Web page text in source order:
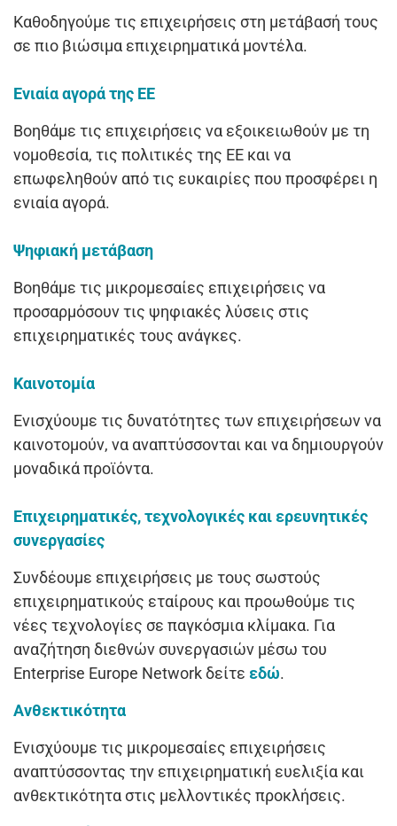
Καθοδηγούμε τις επιχειρήσεις στη μετάβασή τους
σε πιο βιώσιμα επιχειρηματικά μοντέλα.
Ενιαία αγορά της ΕΕ
Βοηθάμε τις επιχειρήσεις να εξοικειωθούν με τη
νομοθεσία, τις πολιτικές της ΕΕ και να
επωφεληθούν από τις ευκαιρίες που προσφέρει η
ενιαία αγορά.
Ψηφιακή μετάβαση
Βοηθάμε τις μικρομεσαίες επιχειρήσεις να
προσαρμόσουν τις ψηφιακές λύσεις στις
επιχειρηματικές τους ανάγκες.
Καινοτομία
Ενισχύουμε τις δυνατότητες των επιχειρήσεων να
καινοτομούν, να αναπτύσσονται και να δημιουργούν
μοναδικά προϊόντα.
Επιχειρηματικές, τεχνολογικές και ερευνητικές
συνεργασίες
Συνδέουμε επιχειρήσεις με τους σωστούς
επιχειρηματικούς εταίρους και προωθούμε τις
νέες τεχνολογίες σε παγκόσμια κλίμακα. Για
αναζήτηση διεθνών συνεργασιών μέσω του
Enterprise Europe Network δείτε εδώ.
Ανθεκτικότητα
Ενισχύουμε τις μικρομεσαίες επιχειρήσεις
αναπτύσσοντας την επιχειρηματική ευελιξία και
ανθεκτικότητα στις μελλοντικές προκλήσεις.